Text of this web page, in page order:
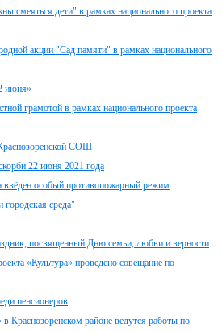
смеяться дети" в рамках национального проекта
акции "Сад памяти" в рамках национального
июня»
грамотой в рамках национального проекта
Краснозоренской СОШ
22 июня 2021 года
ввёден особый противопожарный режим
среда"
посвященный Дню семьи, любви и верности
«Культура» проведено совещание по
пенсионеров
Краснозоренском районе ведутся работы по